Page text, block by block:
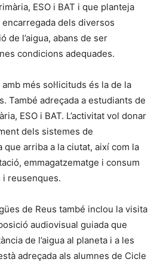
ESO i BAT i que planteja
encarregada dels diversos
de l’aigua, abans de ser
condicions adequades.
més sol·licituds és la de la
També adreçada a estudiants de
ESO i BAT. L’activitat vol donar
dels sistemes de
que arriba a la ciutat, així com la
emmagatzematge i consum
reusenques.
de Reus també inclou la visita
audiovisual guiada que
de l’aigua al planeta i a les
adreçada als alumnes de Cicle